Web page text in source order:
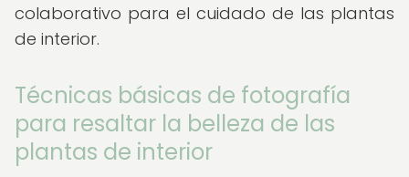
colaborativo para el cuidado de las plantas
de interior.
Técnicas básicas de fotografía
para resaltar la belleza de las
plantas de interior